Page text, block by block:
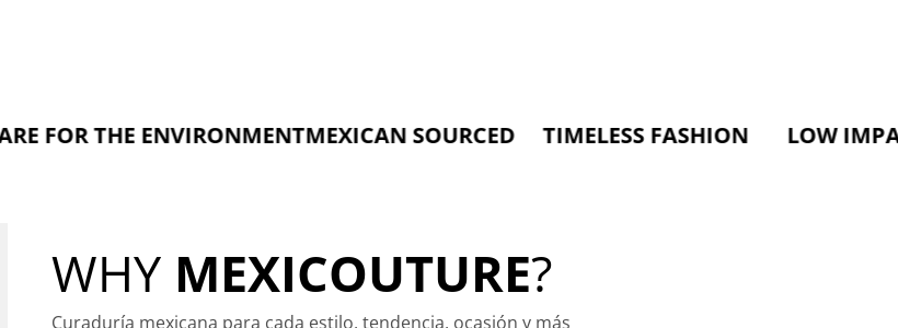
ENVIRONMENTMEXICAN SOURCED TIMELESS FASHION LOW IMPACT
WHY MEXICOUTURE?
Curaduría mexicana para cada estilo, tendencia, ocasión y más